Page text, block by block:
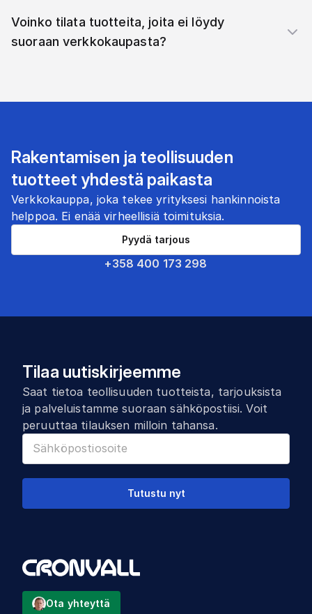
Voinko tilata tuotteita, joita ei löydy
suoraan verkkokaupasta?
Rakentamisen ja teollisuuden
tuotteet yhdestä paikasta
Verkkokauppa, joka tekee yrityksesi hankinnoista
helppoa. Ei enää virheellisiä toimituksia.
+358 400 173 298
Pyydä tarjous
Tilaa uutiskirjeemme
Saat tietoa teollisuuden tuotteista, tarjouksista
ja palveluistamme suoraan sähköpostiisi. Voit
peruuttaa tilauksen milloin tahansa.
Tutustu nyt
Ota yhteyttä